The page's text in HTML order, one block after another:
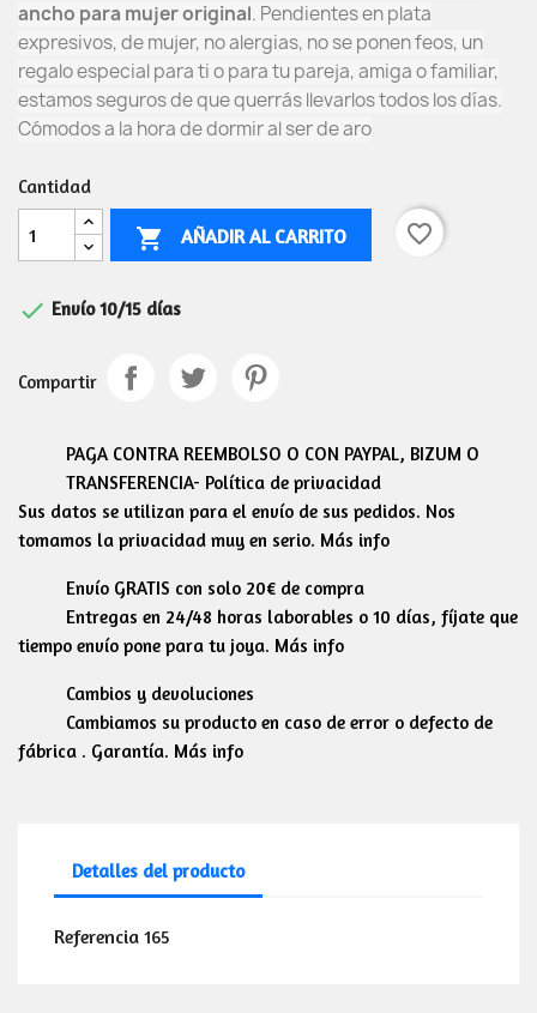
ancho para mujer original. Pendientes en plata
expresivos, de mujer, no alergias, no se ponen feos, un
regalo especial para ti o para tu pareja, amiga o familiar,
estamos seguros de que querrás llevarlos todos los días.
Cómodos a la hora de dormir al ser de aro
Cantidad
 AÑADIR AL CARRITO favorite_border
 Envío 10/15 días
Compartir
PAGA CONTRA REEMBOLSO O CON PAYPAL, BIZUM O
TRANSFERENCIA- Política de privacidad
Sus datos se utilizan para el envío de sus pedidos. Nos
tomamos la privacidad muy en serio. Más info
Envío GRATIS con solo 20€ de compra
Entregas en 24/48 horas laborables o 10 días, fíjate que
tiempo envío pone para tu joya. Más info
Cambios y devoluciones
Cambiamos su producto en caso de error o defecto de
fábrica . Garantía. Más info
Detalles del producto
Referencia 165